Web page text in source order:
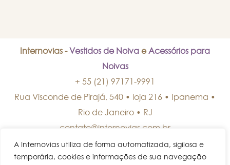
A Internovias utiliza de forma automatizada, sigilosa e
temporária, cookies e informações de sua navegação
Internovias -Vestidos de Noiva e Acessórios para
Noivas
+ 55 (21) 97171-9991
Rua Visconde de Pirajá, 540 • loja 216 • Ipanema •
Rio de Janeiro• RJ
contato@internovias.com.br